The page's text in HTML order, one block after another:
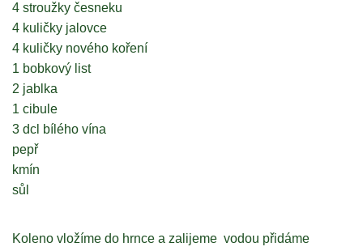
4 stroužky česneku
4 kuličky jalovce
4 kuličky nového koření
1 bobkový list
2 jablka
1 cibule
3 dcl bílého vína
pepř
kmín
sůl
Koleno vložíme do hrnce a zalijeme vodou přidáme